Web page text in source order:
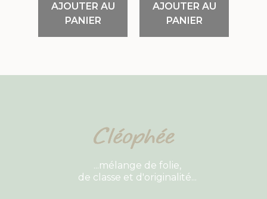
AJOUTER AU
PANIER
AJOUTER AU
PANIER
...mélange de folie,
de classe et d'originalité...